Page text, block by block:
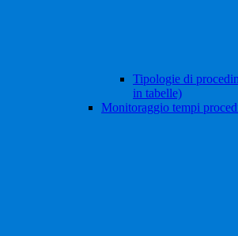
Tipologie di
in tabelle)
Monitoraggio tempi